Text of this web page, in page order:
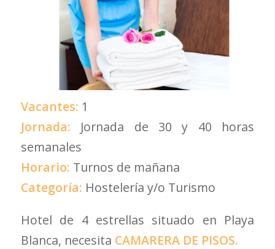
Vacantes: 1
Jornada: Jornada de 30 y 40 horas
semanales
Horario: Turnos de mañana
Categoría: Hostelería y/o Turismo
Hotel de 4 estrellas situado en Playa
Blanca, necesita CAMARERA DE PISOS.